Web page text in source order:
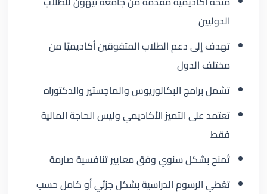
الدوليين
تهدف إلى دعم الطلاب المتفوقين أكاديميًا من
مختلف الدول
تشمل برامج البكالوريوس والماجستير والدكتوراه
تعتمد على التميز الأكاديمي وليس الحاجة المالية
فقط
تُمنح بشكل سنوي وفق معايير تنافسية صارمة
تغطي الرسوم الدراسية بشكل جزئي أو كامل حسب